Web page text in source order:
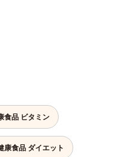
食品 ビタミン
康食品 ダイエット